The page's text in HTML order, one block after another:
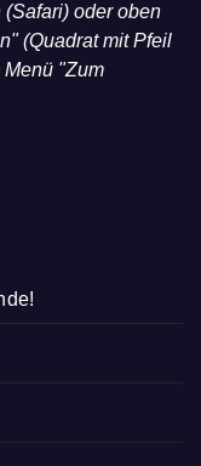
oder oben
(Quadrat mit Pfeil
"Zum